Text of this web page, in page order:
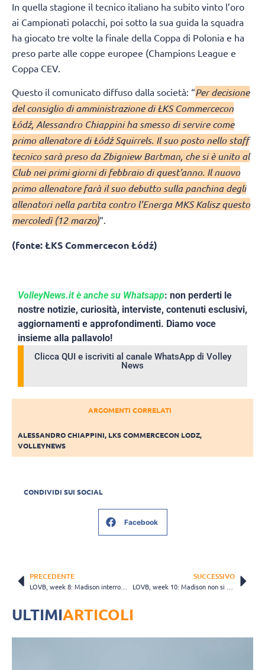
In quella stagione il tecnico italiano ha subito vinto l’oro
ai Campionati polacchi, poi sotto la sua guida la squadra
ha giocato tre volte la finale della Coppa di Polonia e ha
preso parte alle coppe europee (Champions League e
Coppa CEV.
Questo il comunicato diffuso dalla società: “Per decisione
del consiglio di amministrazione di ŁKS Commercecon
Łódź, Alessandro Chiappini ha smesso di servire come
primo allenatore di Łódź Squirrels. Il suo posto nello staff
tecnico sarà preso da Zbigniew Bartman, che si è unito al
Club nei primi giorni di febbraio di quest’anno. Il nuovo
primo allenatore farà il suo debutto sulla panchina degli
allenatori nella partita contro l’Energa MKS Kalisz questo
mercoledì (12 marzo)“.
(fonte: ŁKS Commercecon Łódź)
VolleyNews.it è anche su Whatsapp: non perderti le
nostre notizie, curiosità, interviste, contenuti esclusivi,
aggiornamenti e approfondimenti. Diamo voce
insieme alla pallavolo!
Clicca QUI e iscriviti al canale WhatsApp di Volley
News
ARGOMENTI CORRELATI
ALESSANDRO CHIAPPINI, LKS COMMERCECON LODZ,
VOLLEYNEWS
CONDIVIDI SUI SOCIAL
Facebook
PRECEDENTE SUCCESSIVO
ULTIMIARTICOLI